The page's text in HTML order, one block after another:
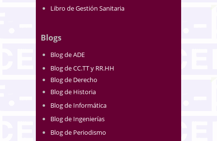
Libro de Gestión Sanitaria
Blogs
Blog de ADE
Blog de CC.TT y RR.HH
Blog de Derecho
Blog de Historia
Blog de Informática
Blog de Ingenierías
Blog de Periodismo